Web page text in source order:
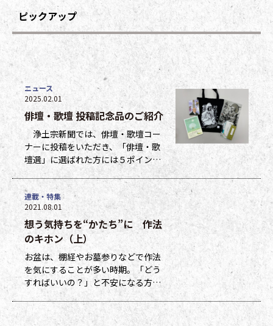
ピックアップ
俳壇・歌壇 投稿記念品のご紹介
浄土宗新聞では、俳壇・歌壇コー
ナーに投稿をいただき、「俳壇・歌
壇選」に選ばれた方には５ポイン
ト、他掲載になった方には１ポイン
トを贈呈しています。ポイントは貯
まった数に応じて、浄土宗新聞オリ
ジナルグッズなどの景品と交換でき
ます（交換・発送は下記一覧表通知
のタイミングになります）。 ポイ
ント保有者の方には、半年に一度、
ポイント数とともに記念品一覧表を
送付いたし
ニュース
2025.02.01
想う気持ちを“かたち”に 作法
のキホン（上）
お盆は、棚経やお墓参りなどで作法
を気にすることが多い時期。「どう
すればいいの？」と不安になる方も
多いのではないでしょうか。作法ば
かり気にしていては、ご先祖さまや
ご本尊さまとしっかりと向き合えま
連載・特集
2021.08.01